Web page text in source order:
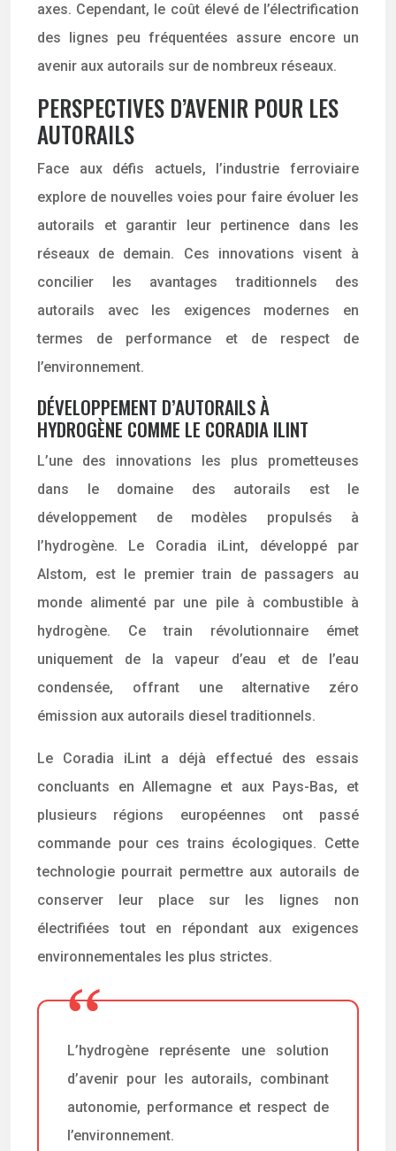
axes. Cependant, le coût élevé de l’électrification
des lignes peu fréquentées assure encore un
avenir aux autorails sur de nombreux réseaux.
PERSPECTIVES D’AVENIR POUR LES
AUTORAILS
Face aux défis actuels, l’industrie ferroviaire
explore de nouvelles voies pour faire évoluer les
autorails et garantir leur pertinence dans les
réseaux de demain. Ces innovations visent à
concilier les avantages traditionnels des
autorails avec les exigences modernes en
termes de performance et de respect de
l’environnement.
DÉVELOPPEMENT D’AUTORAILS À
HYDROGÈNE COMME LE CORADIA ILINT
L’une des innovations les plus prometteuses
dans le domaine des autorails est le
développement de modèles propulsés à
l’hydrogène. Le Coradia iLint, développé par
Alstom, est le premier train de passagers au
monde alimenté par une pile à combustible à
hydrogène. Ce train révolutionnaire émet
uniquement de la vapeur d’eau et de l’eau
condensée, offrant une alternative zéro
émission aux autorails diesel traditionnels.
Le Coradia iLint a déjà effectué des essais
concluants en Allemagne et aux Pays-Bas, et
plusieurs régions européennes ont passé
commande pour ces trains écologiques. Cette
technologie pourrait permettre aux autorails de
conserver leur place sur les lignes non
électrifiées tout en répondant aux exigences
environnementales les plus strictes.
L’hydrogène représente une solution
d’avenir pour les autorails, combinant
autonomie, performance et respect de
l’environnement.